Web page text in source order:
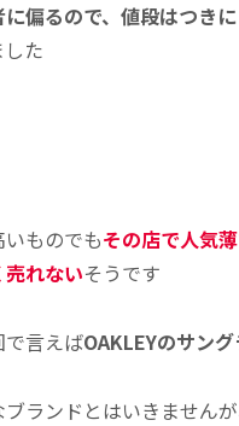
偏るので、値段はつきに
た
ものでもその店で人気
れないそうです
で言えばOAKLEYのサン
ランドとはいきません